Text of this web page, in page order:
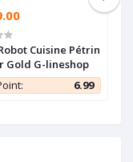
Cuisine Pétrin
Gold G-lineshop
6.99